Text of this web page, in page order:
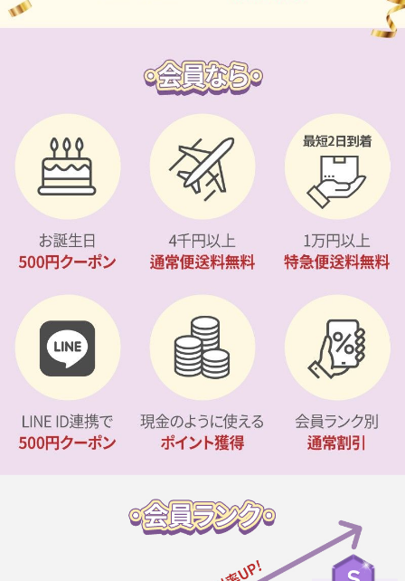
カスタマーサービス
ショッピングガイド
アプリダウンロード
INSTAGRAM LINE